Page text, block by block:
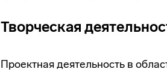
Творческая
Проектная деятельность в